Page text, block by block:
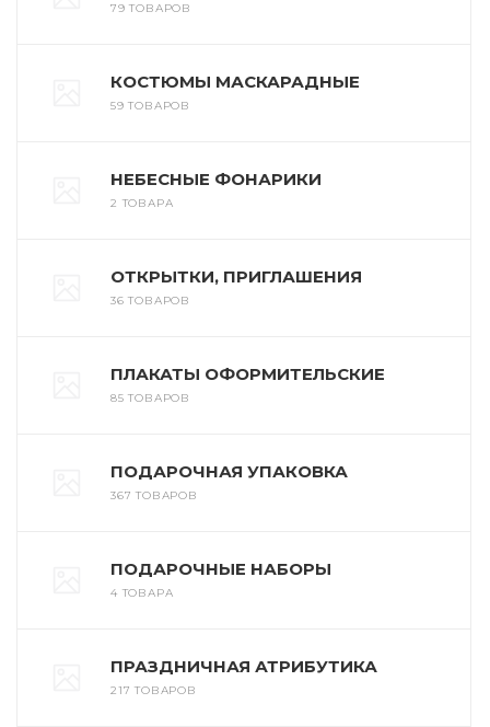
79 ТОВАРОВ
КОСТЮМЫ МАСКАРАДНЫЕ
59 ТОВАРОВ
НЕБЕСНЫЕ ФОНАРИКИ
2 ТОВАРА
ОТКРЫТКИ, ПРИГЛАШЕНИЯ
36 ТОВАРОВ
ПЛАКАТЫ ОФОРМИТЕЛЬСКИЕ
85 ТОВАРОВ
ПОДАРОЧНАЯ УПАКОВКА
367 ТОВАРОВ
ПОДАРОЧНЫЕ НАБОРЫ
4 ТОВАРА
ПРАЗДНИЧНАЯ АТРИБУТИКА
217 ТОВАРОВ